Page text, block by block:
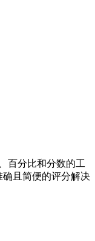
百分比和分数的工
且简便的评分解决